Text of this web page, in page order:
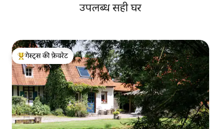
उपलब्ध सही घर
गेस्ट्स का टॉप फ़ेवरेट
गेस्ट्स की फ़ेवरेट